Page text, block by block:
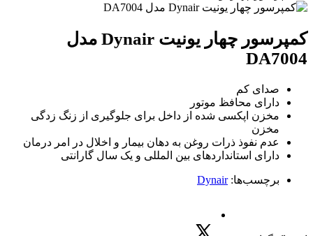
کمپرسور چهار یونیت Dynair مدل
DA7004
صدای کم
دارای محافظ موتور
مخزن اپکسی شده از داخل برای جلوگیری از زنگ زدگی
مخزن
عدم نفوذ ذرات روغن به دهان بیمار و اخلال در امر درمان
دارای استانداردهای بین المللی و یک سال گارانتی
برچسب‌ها: Dynair